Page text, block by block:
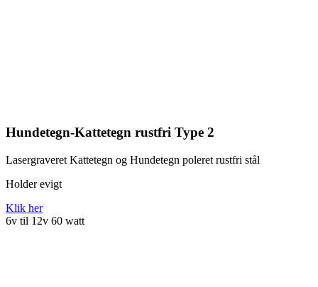
Hundetegn-Kattetegn rustfri Type 2
Lasergraveret Kattetegn og Hundetegn poleret rustfri stål
Holder evigt
Klik her
6v til 12v 60 watt